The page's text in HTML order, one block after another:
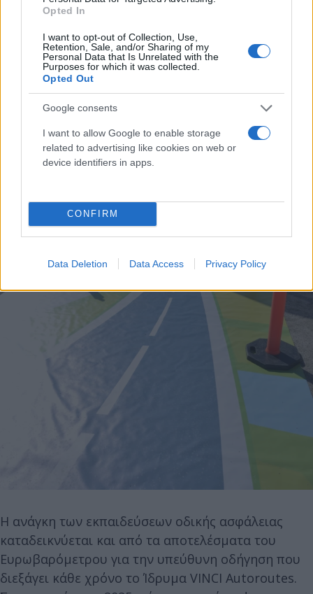
Opted In
I want to opt-out of Collection, Use,
Retention, Sale, and/or Sharing of my
Personal Data that Is Unrelated with the
Purposes for which it was collected.
Opted Out
Google consents
I want to allow Google to enable storage
related to advertising like cookies on web or
device identifiers in apps.
CONFIRM
Data Deletion Data Access Privacy Policy
Η ανάγκη των εκπαιδεύσεων οδικής ασφάλειας
καταδεικνύεται και από τα αποτελέσματα του
Ευρωβαρόμετρου για την υπεύθυνη οδήγηση που
διεξάγει κάθε χρόνο το Ίδρυμα VINCI Autoroutes.